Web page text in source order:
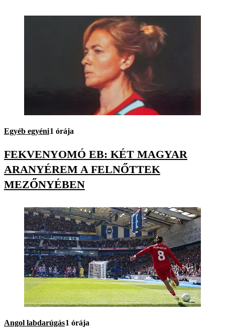
Egyéb egyéni1 órája
FEKVENYOMÓ EB: KÉT MAGYAR
ARANYÉREM A FELNŐTTEK
MEZŐNYÉBEN
Angol labdarúgás1 órája